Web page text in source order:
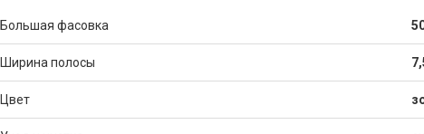
Большая фасовка
Ширина полосы
Цвет